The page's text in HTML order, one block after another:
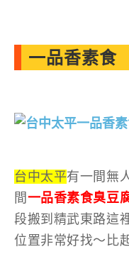
一品香素食
台中太平有一間無
間 一品香素食臭豆
段搬到精武東路這
位置非常好找～比